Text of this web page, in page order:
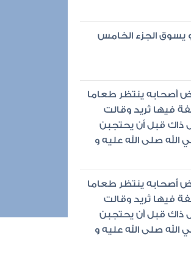
يسوق الجزء الخامس
أصحابه ينتظر طعاما
فيها ثريد وقالت
قبل أن يحتجبن
صلى الله عليه و
أصحابه ينتظر طعاما
فيها ثريد وقالت
قبل أن يحتجبن
صلى الله عليه و